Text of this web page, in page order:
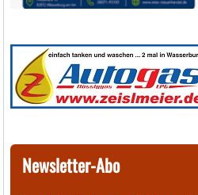
Newsletter-Abo